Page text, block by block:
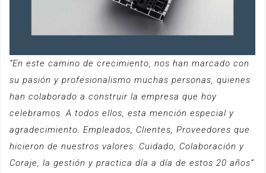
“En este camino de crecimiento, nos han marcado con
su pasión y profesionalismo muchas personas, quienes
han colaborado a construir la empresa que hoy
celebramos. A todos ellos, esta mención especial y
agradecimiento. Empleados, Clientes, Proveedores que
hicieron de nuestros valores: Cuidado, Colaboración y
Coraje, la gestión y practica día a día de estos 20 años”